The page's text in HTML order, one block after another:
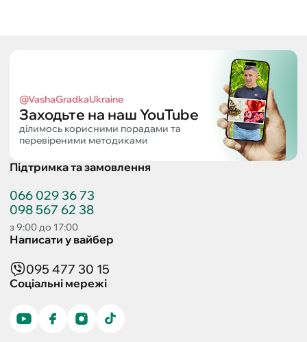
@VashaGradkaUkraine
Заходьте на наш YouTube
ділимось корисними порадами та
перевіреними методиками
Підтримка та замовлення
066 029 36 73
098 567 62 38
з 9:00 до 17:00
Написати у вайбер
095 477 30 15
Соціальні мережі